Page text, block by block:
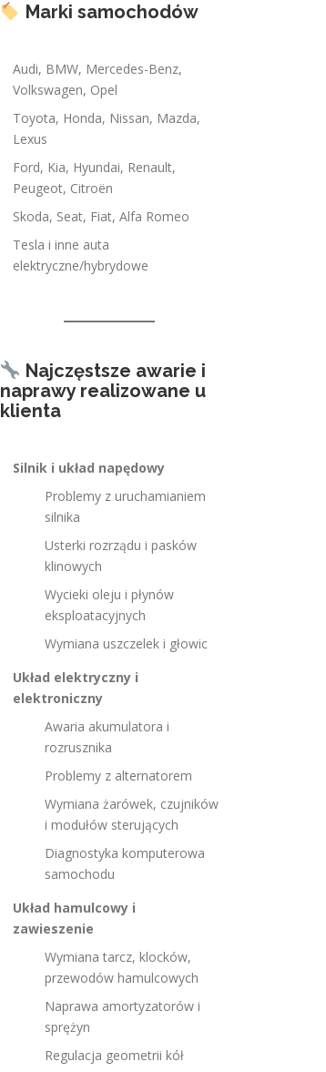
Marki samochodów
Audi, BMW, Mercedes-Benz,
Volkswagen, Opel
Toyota, Honda, Nissan, Mazda,
Lexus
Ford, Kia, Hyundai, Renault,
Peugeot, Citroën
Skoda, Seat, Fiat, Alfa Romeo
Tesla i inne auta
elektryczne/hybrydowe
Najczęstsze awarie i
naprawy realizowane u
klienta
Silnik i układ napędowy
Problemy z uruchamianiem
silnika
Usterki rozrządu i pasków
klinowych
Wycieki oleju i płynów
eksploatacyjnych
Wymiana uszczelek i głowic
Układ elektryczny i
elektroniczny
Awaria akumulatora i
rozrusznika
Problemy z alternatorem
Wymiana żarówek, czujników
i modułów sterujących
Diagnostyka komputerowa
samochodu
Układ hamulcowy i
zawieszenie
Wymiana tarcz, klocków,
przewodów hamulcowych
Naprawa amortyzatorów i
sprężyn
Regulacja geometrii kół